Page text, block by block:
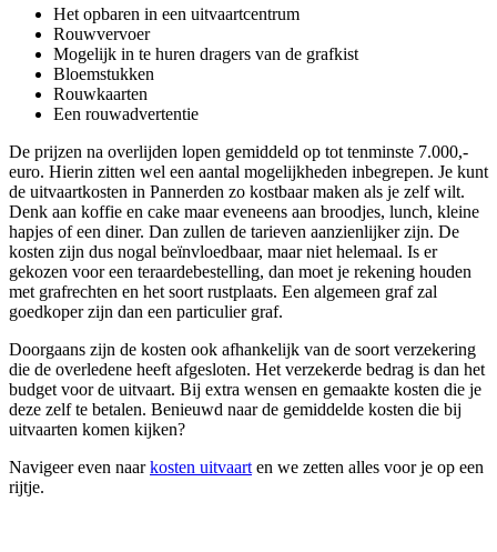
Het opbaren in een uitvaartcentrum
Rouwvervoer
Mogelijk in te huren dragers van de grafkist
Bloemstukken
Rouwkaarten
Een rouwadvertentie
De prijzen na overlijden lopen gemiddeld op tot tenminste 7.000,-
euro. Hierin zitten wel een aantal mogelijkheden inbegrepen. Je kunt
de uitvaartkosten in Pannerden zo kostbaar maken als je zelf wilt.
Denk aan koffie en cake maar eveneens aan broodjes, lunch, kleine
hapjes of een diner. Dan zullen de tarieven aanzienlijker zijn. De
kosten zijn dus nogal beïnvloedbaar, maar niet helemaal. Is er
gekozen voor een teraardebestelling, dan moet je rekening houden
met grafrechten en het soort rustplaats. Een algemeen graf zal
goedkoper zijn dan een particulier graf.
Doorgaans zijn de kosten ook afhankelijk van de soort verzekering
die de overledene heeft afgesloten. Het verzekerde bedrag is dan het
budget voor de uitvaart. Bij extra wensen en gemaakte kosten die je
deze zelf te betalen. Benieuwd naar de gemiddelde kosten die bij
uitvaarten komen kijken?
Navigeer even naarkosten uitvaart en we zetten alles voor je op een
rijtje.